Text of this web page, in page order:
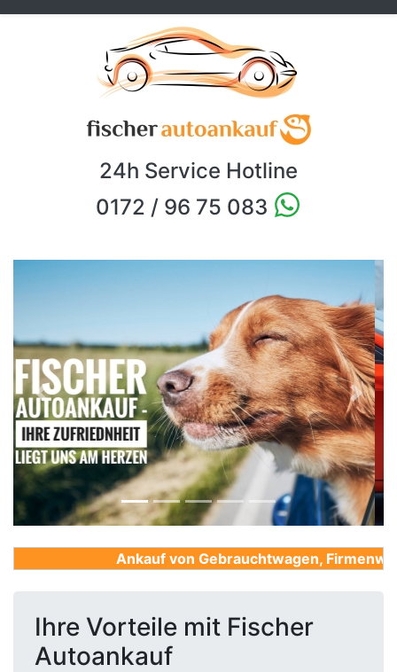
24h Service Hotline
0172 / 96 75 083
Previous Next
Ankauf von Gebrauchtwagen,
Ihre Vorteile mit Fischer
Autoankauf